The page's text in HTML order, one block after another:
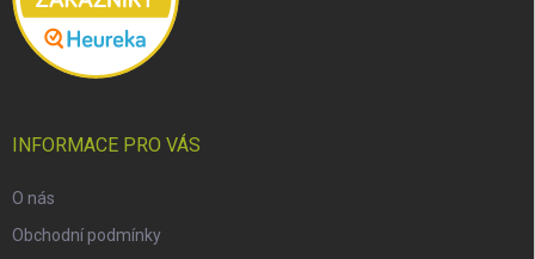
INFORMACE PRO VÁS
O nás
Obchodní podmínky